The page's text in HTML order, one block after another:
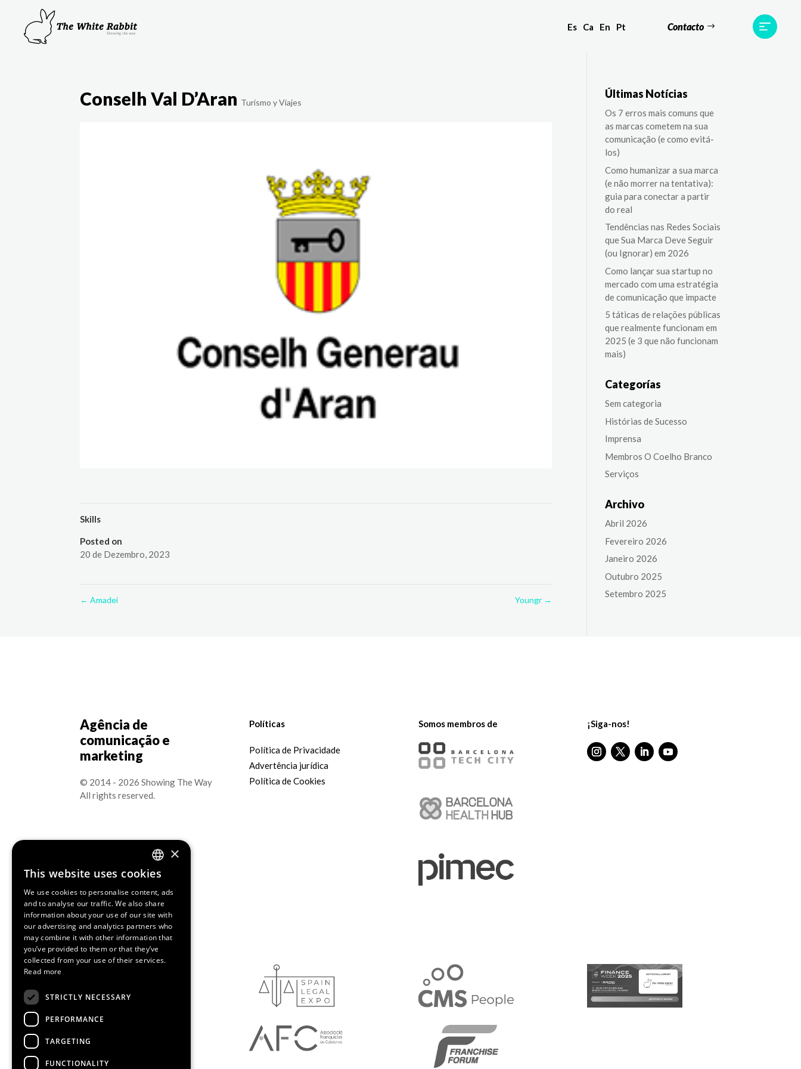
Es Ca En Pt Contacto
Conselh Val D’Aran Turismo y Viajes
Skills
Posted on
20 de Dezembro, 2023
← Amadei Youngr →
Últimas Notícias
Os 7 erros mais comuns que
as marcas cometem na sua
comunicação (e como evitá-
los)
Como humanizar a sua marca
(e não morrer na tentativa):
guia para conectar a partir
do real
Tendências nas Redes Sociais
que Sua Marca Deve Seguir
(ou Ignorar) em 2026
Como lançar sua startup no
mercado com uma estratégia
de comunicação que impacte
5 táticas de relações públicas
que realmente funcionam em
2025 (e 3 que não funcionam
mais)
Categorías
Sem categoria
Histórias de Sucesso
Imprensa
Membros O Coelho Branco
Serviços
Archivo
Abril 2026
Fevereiro 2026
Janeiro 2026
Outubro 2025
Setembro 2025
Agência de
comunicação e
marketing
© 2014 - 2026 Showing The Way
All rights reserved.
Políticas
Política de Privacidade
Advertência jurídica
Política de Cookies
Somos membros de ¡Siga-nos!
Media Partners
ENGLISH
SPANISH
CATALAN
×
This website uses cookies
We use cookies to personalise content, ads
and to analyse our traffic. We also share
information about your use of our site with
our advertising and analytics partners who
may combine it with other information that
you’ve provided to them or that they’ve
collected from your use of their services.
Read more
STRICTLY NECESSARY
PERFORMANCE
TARGETING
FUNCTIONALITY